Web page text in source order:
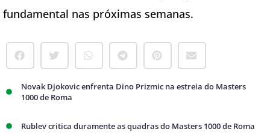
fundamental nas próximas semanas.
Novak Djokovic enfrenta Dino Prizmic na estreia do Masters
1000 de Roma
Rublev critica duramente as quadras do Masters 1000 de Roma